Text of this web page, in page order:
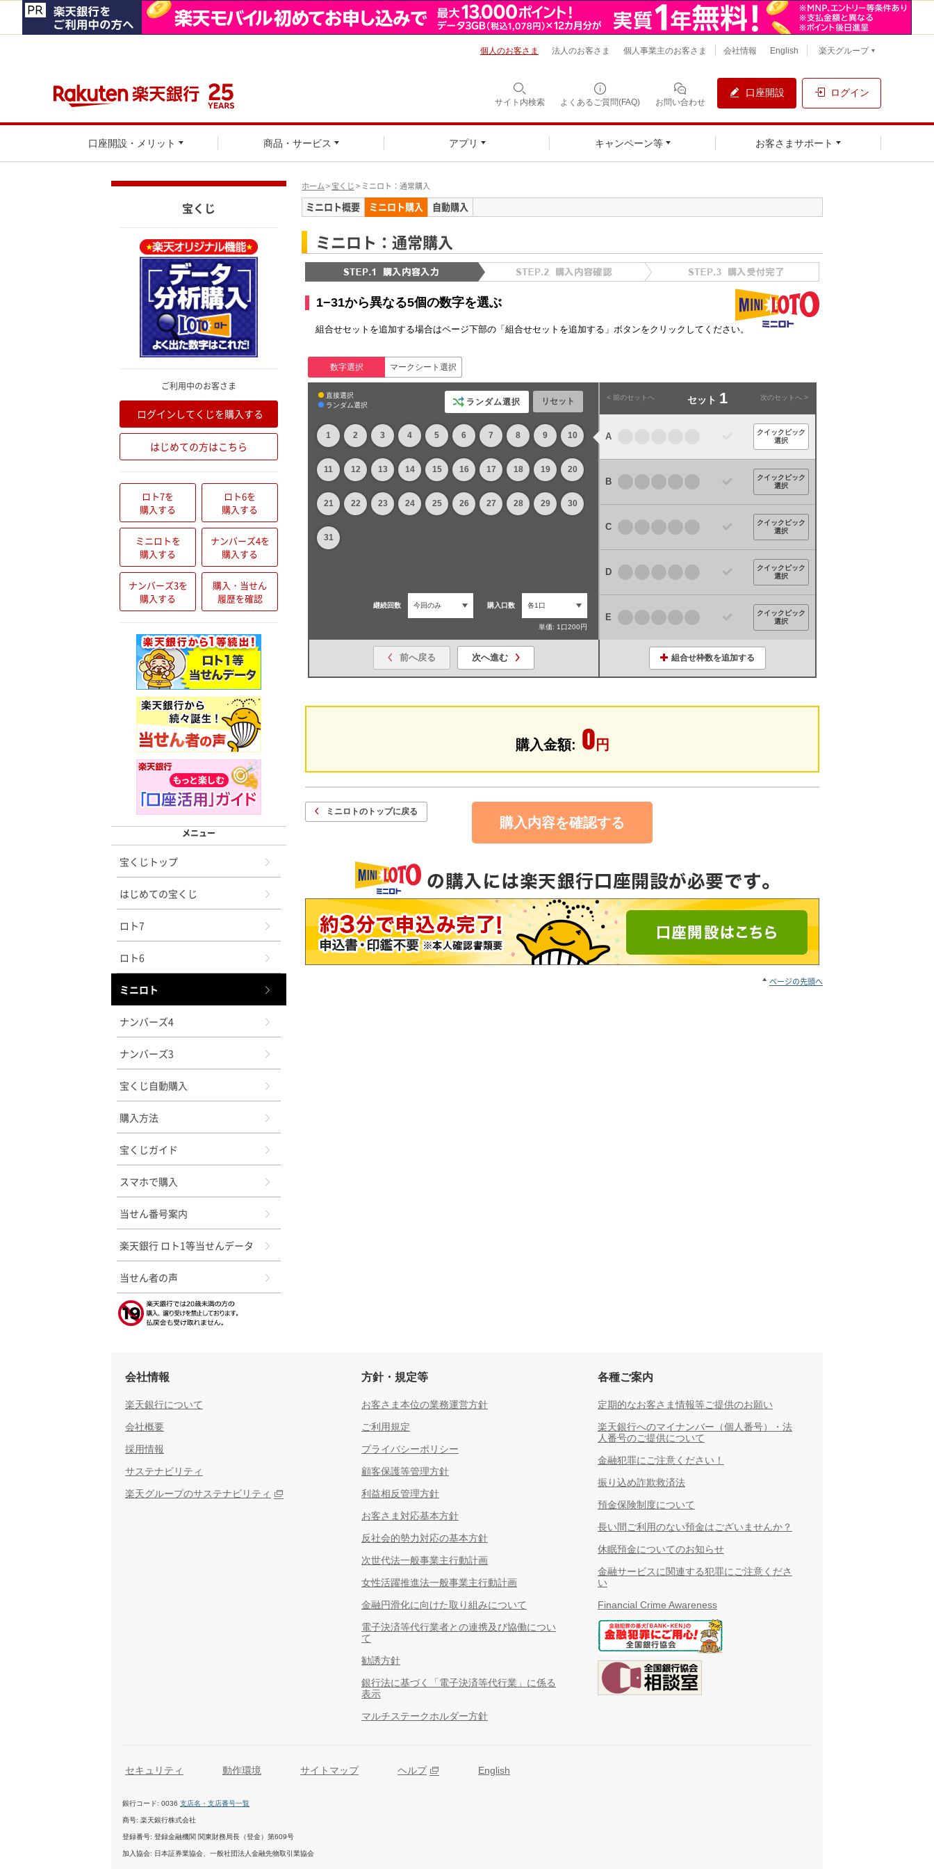
サイト内検索 よくあるご質問(FAQ) お問い合わせ
口座開設 ログイン
口座開設・メリット 商品・サービス アプリ キャンペーン等 お客さまサポート
個人のお客さま 法人のお客さま 個人事業主のお客さま 会社情報 English 楽天グループ
ホーム>宝くじ> ミニロト：通常購入
ミニロト概要 ミニロト購入 自動購入
ミニロト：通常購入
ページの先頭へ
宝くじ
ご利用中のお客さま
ログインしてくじを購入する
はじめての方はこちら
ロト7を
購入する
ロト6を
購入する
ミニロトを
購入する
ナンバーズ4を
購入する
ナンバーズ3を
購入する
購入・当せん
履歴を確認
メニュー
宝くじトップ
はじめての宝くじ
ロト7
ロト6
ミニロト
ナンバーズ4
ナンバーズ3
宝くじ自動購入
購入方法
宝くじガイド
スマホで購入
当せん番号案内
楽天銀行 ロト1等当せんデータ
当せん者の声
会社情報
楽天銀行について
会社概要
採用情報
サステナビリティ
楽天グループのサステナビリティ
方針・規定等
お客さま本位の業務運営方針
ご利用規定
プライバシーポリシー
顧客保護等管理方針
利益相反管理方針
お客さま対応基本方針
反社会的勢力対応の基本方針
次世代法一般事業主行動計画
女性活躍推進法一般事業主行動計画
金融円滑化に向けた取り組みについて
電子決済等代行業者との連携及び協働につい
て
勧誘方針
銀行法に基づく「電子決済等代行業」に係る
表示
マルチステークホルダー方針
各種ご案内
定期的なお客さま情報等ご提供のお願い
楽天銀行へのマイナンバー（個人番号）・法
人番号のご提供について
金融犯罪にご注意ください！
振り込め詐欺救済法
預金保険制度について
長い間ご利用のない預金はございませんか？
休眠預金についてのお知らせ
金融サービスに関連する犯罪にご注意くださ
い
Financial Crime Awareness
セキュリティ 動作環境 サイトマップ ヘルプ English
銀行コード 0036 支店名・支店番号一覧
商号 楽天銀行株式会社
登録番号 登録金融機関 関東財務局長（登金）第609号
加入協会 日本証券業協会、一般社団法人金融先物取引業協会